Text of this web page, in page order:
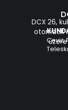
Ceviz,
DCX 26,
otomatik